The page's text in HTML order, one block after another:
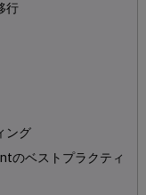
行
ング
のベストプラクティ